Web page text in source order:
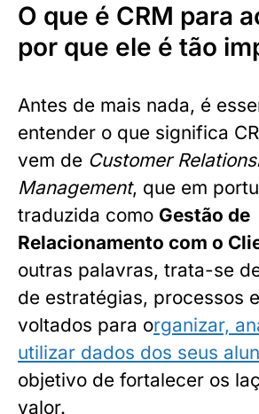
O que é CRM para
por que ele é tão
Antes de mais nada, é
entender o que significa
vem de Customer
Management, que em
traduzida como Gestão de
Relacionamento com o
outras palavras, trata-se
de estratégias, processos
voltados para organizar,
utilizar dados dos seus
objetivo de fortalecer os
valor.